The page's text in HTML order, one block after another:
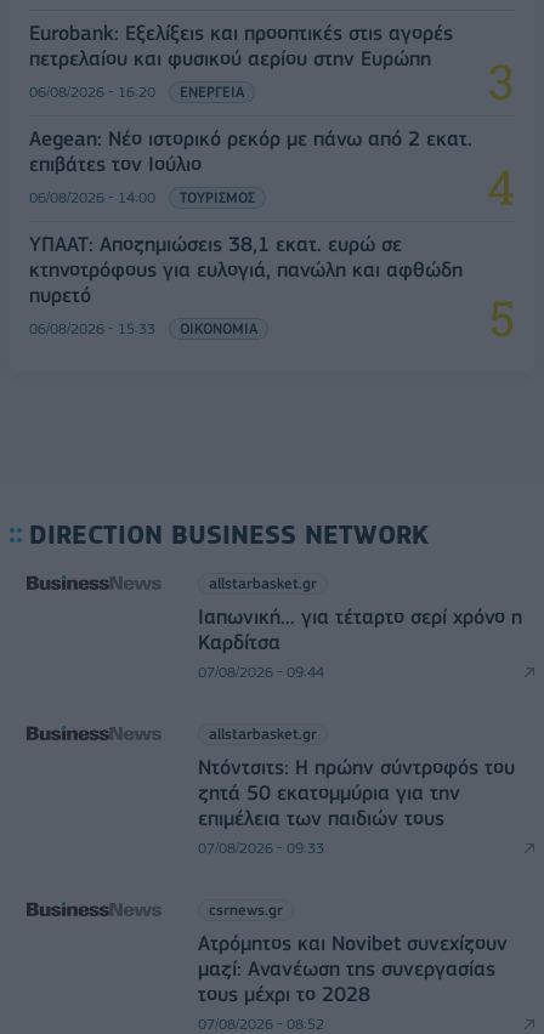
Eurobank: Εξελίξεις και προοπτικές στις αγορές
πετρελαίου και φυσικού αερίου στην Ευρώπη
06/08/2026 - 16:20 ΕΝΕΡΓΕΙΑ
Aegean: Νέο ιστορικό ρεκόρ με πάνω από 2 εκατ.
επιβάτες τον Ιούλιο
06/08/2026 - 14:00 ΤΟΥΡΙΣΜΟΣ
ΥΠΑΑΤ: Αποζημιώσεις 38,1 εκατ. ευρώ σε
κτηνοτρόφους για ευλογιά, πανώλη και αφθώδη
πυρετό
06/08/2026 - 15:33 ΟΙΚΟΝΟΜΙΑ
DIRECTION BUSINESS NETWORK
allstarbasket.gr
Ιαπωνική... για τέταρτο σερί χρόνο η
Καρδίτσα
07/08/2026 - 09:44
allstarbasket.gr
Ντόντσιτς: Η πρώην σύντροφός του
ζητά 50 εκατομμύρια για την
επιμέλεια των παιδιών τους
07/08/2026 - 09:33
csrnews.gr
Ατρόμητος και Novibet συνεχίζουν
μαζί: Ανανέωση της συνεργασίας
τους μέχρι το 2028
07/08/2026 - 08:52